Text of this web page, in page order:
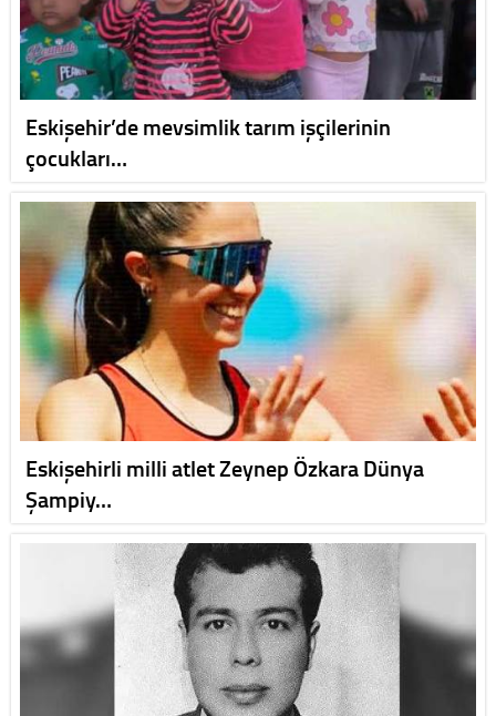
Eskişehir’de mevsimlik tarım işçilerinin
çocukları…
Eskişehirli milli atlet Zeynep Özkara Dünya
Şampiy…